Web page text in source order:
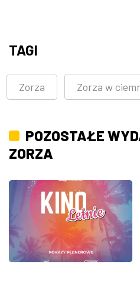
TAGI
Zorza Zorza w
POZOSTAŁE
ZORZA